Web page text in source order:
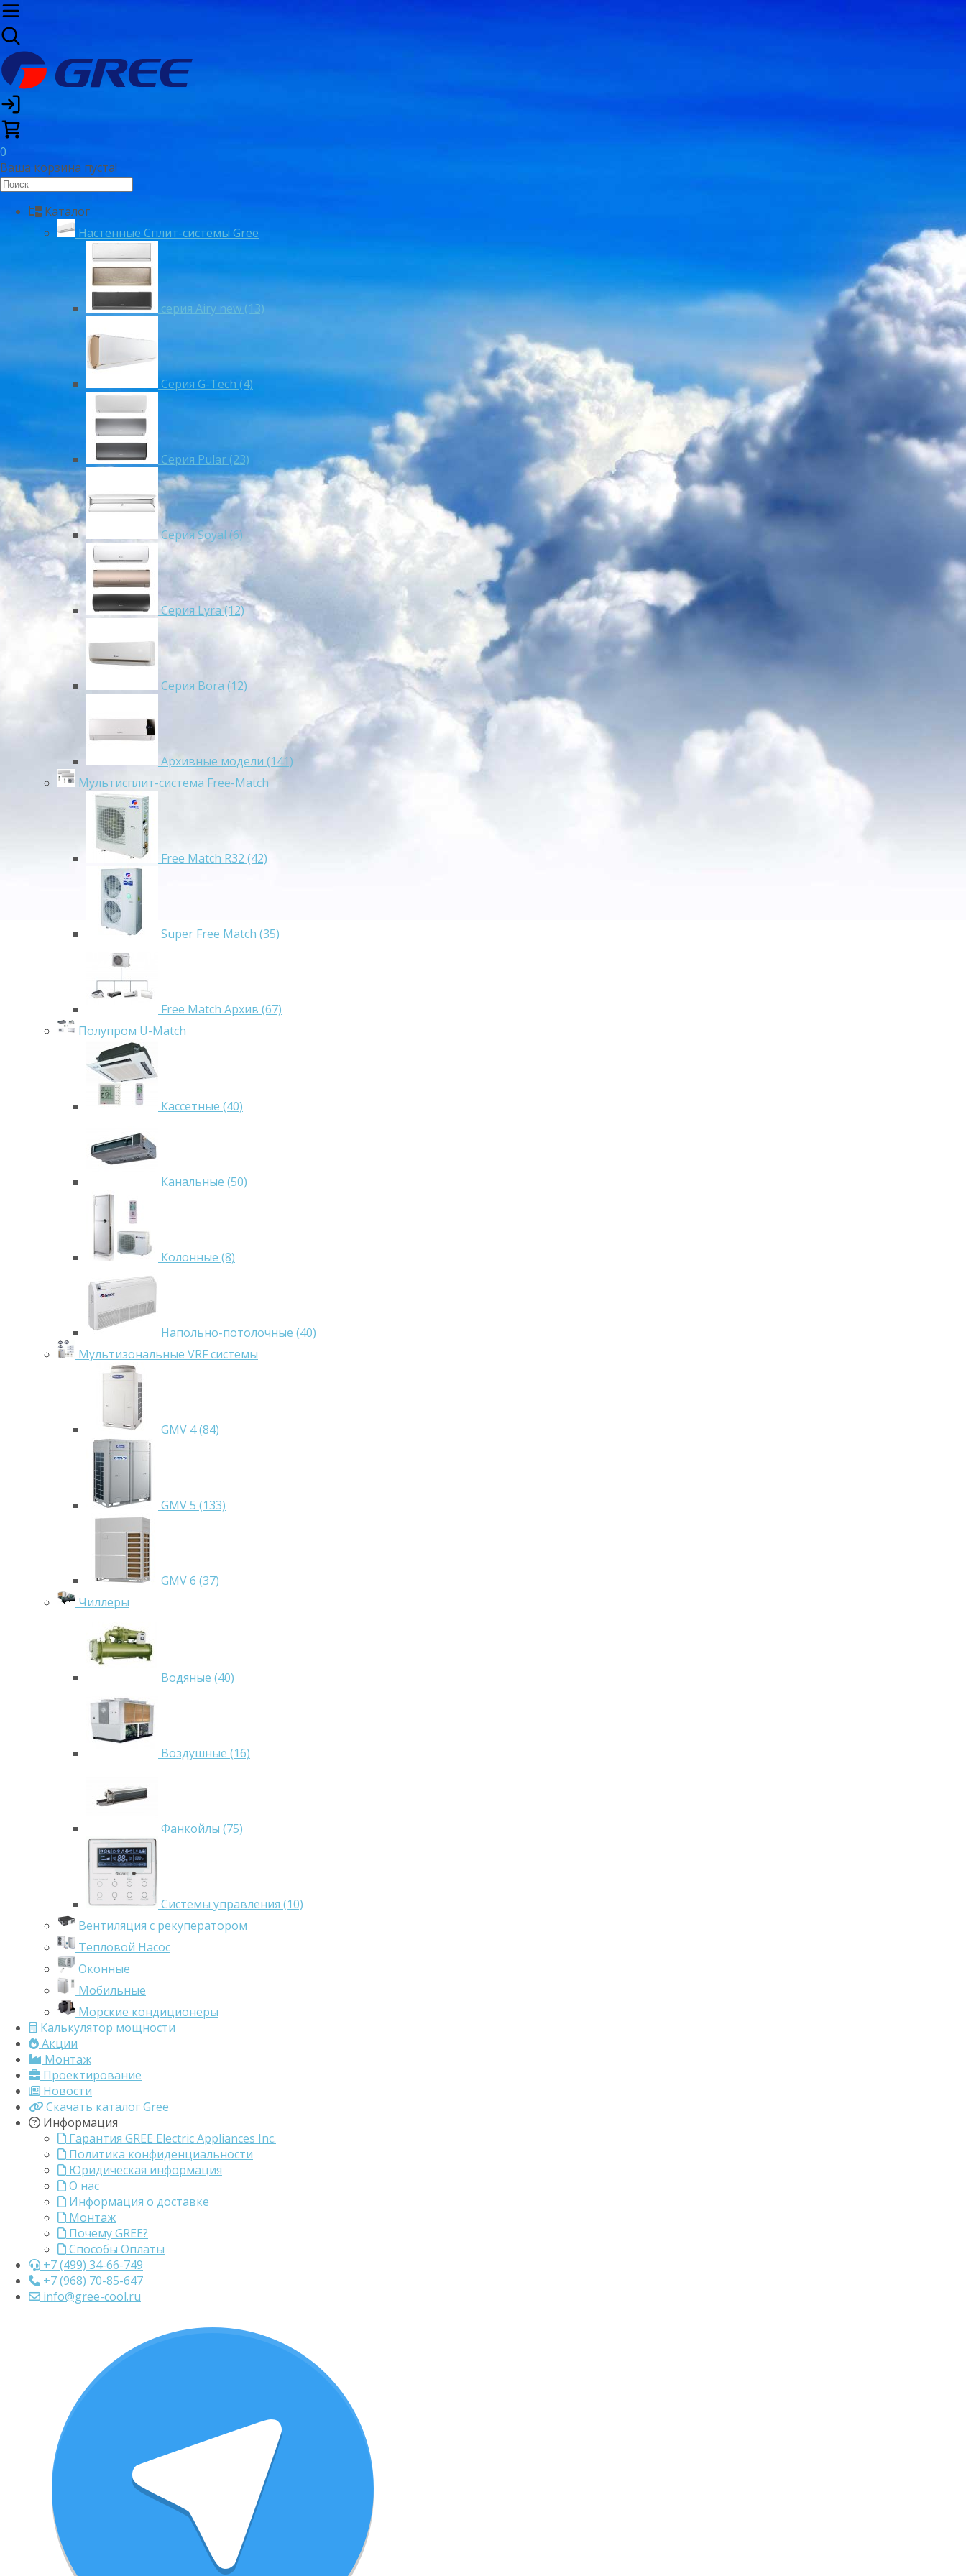
0
Ваша корзина пуста!
Каталог
Настенные Сплит-системы Gree
серия Airy new (13)
Серия G-Tech (4)
Серия Pular (23)
Cерия Soyal (6)
Серия Lyra (12)
Серия Bora (12)
Архивные модели (141)
Мультисплит-система Free-Match
Free Match R32 (42)
Super Free Match (35)
Free Match Архив (67)
Полупром U-Match
Кассетные (40)
Канальные (50)
Колонные (8)
Напольно-потолочные (40)
Мультизональные VRF системы
GMV 4 (84)
GMV 5 (133)
GMV 6 (37)
Чиллеры
Водяные (40)
Воздушные (16)
Фанкойлы (75)
Системы управления (10)
Вентиляция с рекуператором
Тепловой Насос
Оконные
Мобильные
Морские кондиционеры
Калькулятор мощности
Акции
Монтаж
Проектирование
Новости
Скачать каталог Gree
Информация
Гарантия GREE Electric Appliances Inc.
Политика конфиденциальности
Юридическая информация
О нас
Информация о доставке
Монтаж
Почему GREE?
Способы Оплаты
+7 (499) 34-66-749
+7 (968) 70-85-647
info@gree-cool.ru